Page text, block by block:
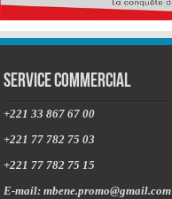
Service commercial
+221 33 867 67 00
+221 77 782 75 03
+221 77 782 75 15
E-mail: mbene.promo@gmail.com